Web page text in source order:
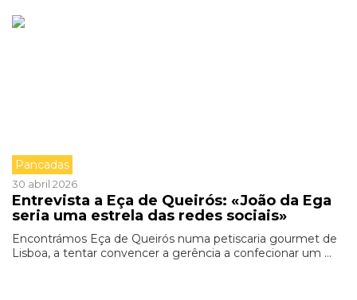
Pancadas
30 abril 2026
Entrevista a Eça de Queirós: «João da Ega
seria uma estrela das redes sociais»
Encontrámos Eça de Queirós numa petiscaria gourmet de
Lisboa, a tentar convencer a gerência a confecionar um ...